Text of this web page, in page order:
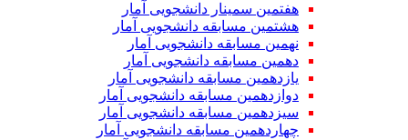
هفتمین سمینار دانشجویی آمار
هشتمین مسابقه دانشجویی آمار
نهمین مسابقه دانشجویی آمار
دهمین مسابقه دانشجویی آمار
یازدهمین مسابقه دانشجویی آمار
دوازدهمین مسابقه دانشجویی آمار
سیزدهمین مسابقه دانشجویی آمار
چهاردهمین مسابقه دانشجویی آمار